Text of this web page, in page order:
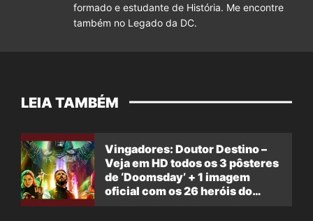
formado e estudante de História. Me encontre
também no Legado da DC.
LEIA TAMBÉM
Vingadores: Doutor Destino –
Veja em HD todos os 3 pôsteres
de ‘Doomsday’ + 1 imagem
oficial com os 26 heróis do